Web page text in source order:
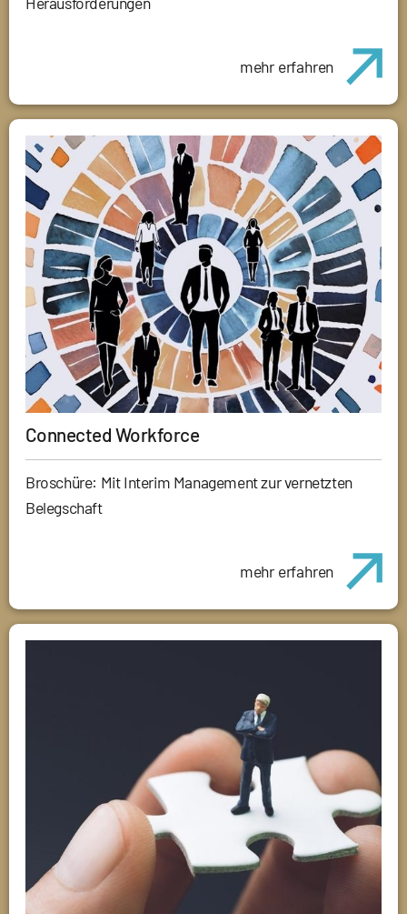
mehr erfahren
Connected Workforce
Broschüre: Mit Interim Management zur vernetzten
Belegschaft
mehr erfahren